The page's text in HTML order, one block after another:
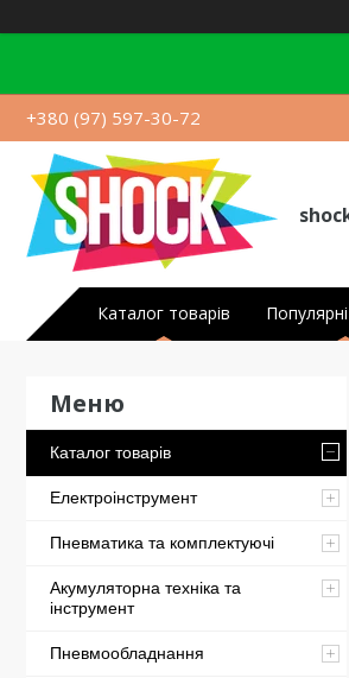
+380 (97) 597-30-72
Каталог товарів
Каталог товарів
Електроінструмент
Пневматика та комплектуючі
Акумуляторна техніка та
інструмент
Пневмообладнання